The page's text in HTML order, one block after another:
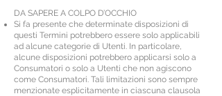
DA SAPERE A COLPO D’OCCHIO
Si fa presente che determinate disposizioni di
questi Termini potrebbero essere solo applicabili
ad alcune categorie di Utenti. In particolare,
alcune disposizioni potrebbero applicarsi solo a
Consumatori o solo a Utenti che non agiscono
come Consumatori. Tali limitazioni sono sempre
menzionate esplicitamente in ciascuna clausola